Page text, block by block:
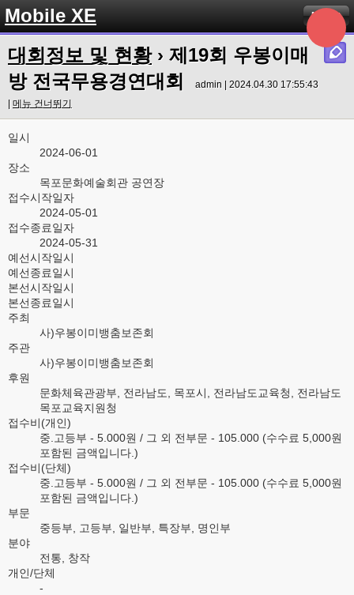
Mobile XE Menu
대회정보 및 현황› 제19회 우봉이매
방 전국무용경연대회
admin | 2024.04.30 17:55:43
메뉴 건너뛰기
일시
2024-06-01
장소
목포문화예술회관 공연장
접수시작일자
2024-05-01
접수종료일자
2024-05-31
예선시작일시
예선종료일시
본선시작일시
본선종료일시
주최
사)우봉이미뱅춤보존회
주관
사)우봉이미뱅춤보존회
후원
문화체육관광부, 전라남도, 목포시, 전라남도교육청, 전라남도
목포교육지원청
접수비(개인)
중.고등부 - 5.000원 / 그 외 전부문 - 105.000 (수수료 5,000원
포함된 금액입니다.)
접수비(단체)
중.고등부 - 5.000원 / 그 외 전부문 - 105.000 (수수료 5,000원
포함된 금액입니다.)
부문
중등부, 고등부, 일반부, 특장부, 명인부
분야
전통, 창작
개인/단체
-